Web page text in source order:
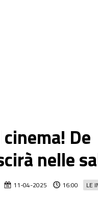
De
nelle
LE
11-04-2025 16:00